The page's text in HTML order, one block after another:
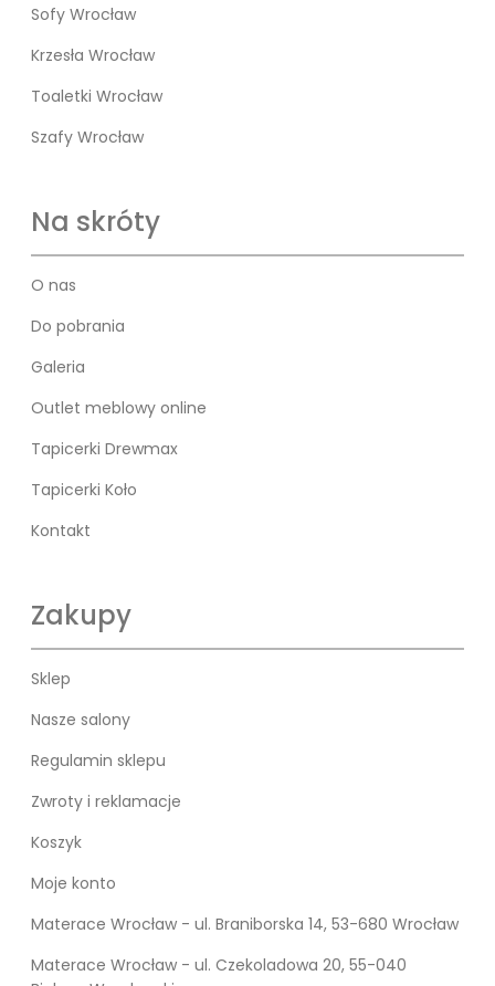
Sofy Wrocław
Krzesła Wrocław
Toaletki Wrocław
Szafy Wrocław
Na skróty
O nas
Do pobrania
Galeria
Outlet meblowy online
Tapicerki Drewmax
Tapicerki Koło
Kontakt
Zakupy
Sklep
Nasze salony
Regulamin sklepu
Zwroty i reklamacje
Koszyk
Moje konto
Materace Wrocław - ul. Braniborska 14, 53-680 Wrocław
Materace Wrocław - ul. Czekoladowa 20, 55-040